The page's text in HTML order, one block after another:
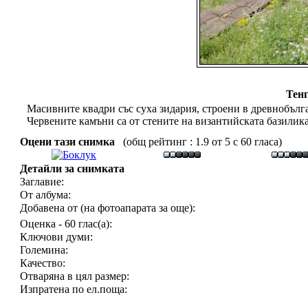
Масивните квадри със суха зидария, строени в
Червените камъни са от стените на византийската
Оцени тази снимка
(общ рейтинг : 1.9 от 5 с 60 гласа)
Детайли за снимката
Заглавие:
От албума:
Добавена от (на фотоапарата за още):
Оценка - 60 глас(а):
Ключови думи:
Големина:
Качество:
Отваряна в цял размер:
Изпратена по ел.поща: